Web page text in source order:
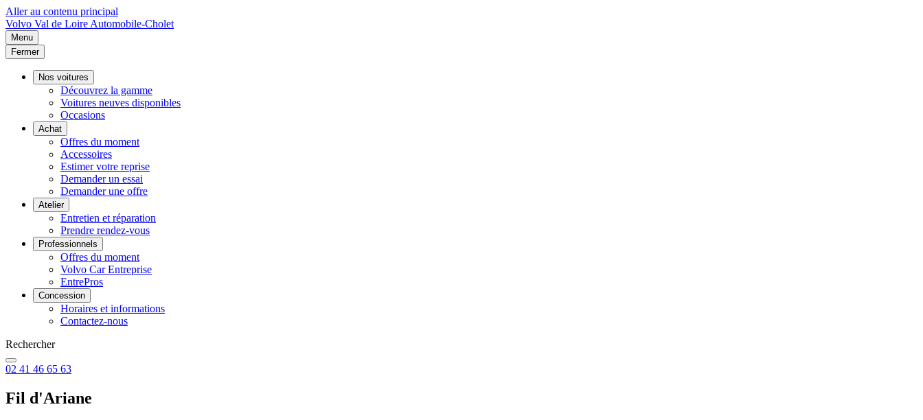
Aller au contenu principal
Volvo Val de Loire Automobile-Cholet
Menu
Fermer
Nos voitures
Découvrez la gamme
Voitures neuves disponibles
Occasions
Achat
Offres du moment
Accessoires
Estimer votre reprise
Demander un essai
Demander une offre
Atelier
Entretien et réparation
Prendre rendez-vous
Professionnels
Offres du moment
Volvo Car Entreprise
EntrePros
Concession
Horaires et informations
Contactez-nous
Rechercher
02 41 46 65 63
Fil d'Ariane